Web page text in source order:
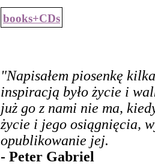
books+CDs
"Napisałem piosenkę
inspiracją było życie i
już go z nami nie ma,
życie i jego osiągnięcia,
opublikowanie jej.
- Peter Gabriel